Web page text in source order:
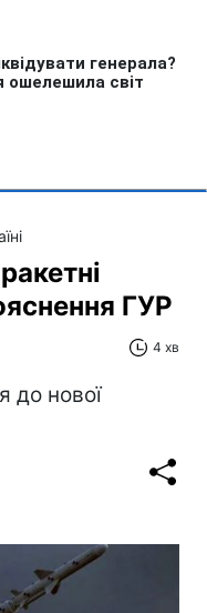
ГУР
4 хв
до нової